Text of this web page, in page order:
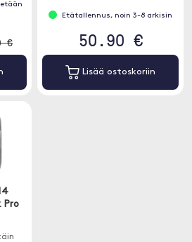
€
Etätallennus, noin 3-8 arkisin
50.90 €
Lisää ostoskoriin
Pro